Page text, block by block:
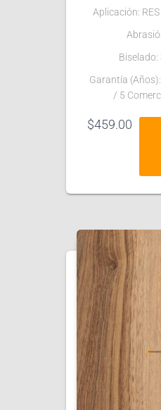
Aplicación:
Biselado:
Garantía
/ 5
$459.00